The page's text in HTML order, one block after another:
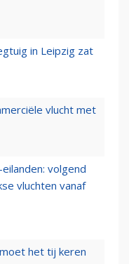
in Leipzig zat
vlucht met
volgend
vluchten vanaf
het tij keren